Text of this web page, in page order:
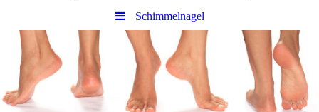
Schimmelnagel